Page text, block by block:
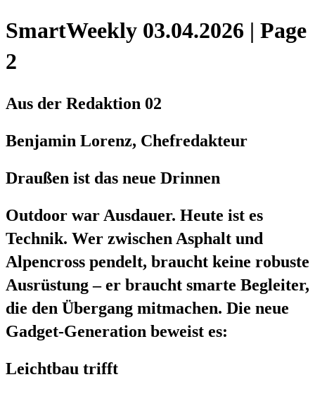
SmartWeekly 03.04.2026 | Page
2
Aus der Redaktion 02
Benjamin Lorenz, Chefredakteur
Draußen ist das neue Drinnen
Outdoor war Ausdauer. Heute ist es
Technik. Wer zwischen Asphalt und
Alpencross pendelt, braucht keine robuste
Ausrüstung – er braucht smarte Begleiter,
die den Übergang mitmachen. Die neue
Gadget-Generation beweist es:
Leichtbau trifft